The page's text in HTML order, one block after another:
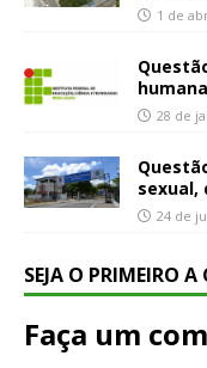
1 de
28 de
sexual,
24 de
SEJA O PRIMEIRO
Faça um